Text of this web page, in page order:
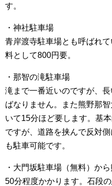
す。
・神社駐車場
青岸渡寺駐車場とも呼ばれ
料として800円要。
・那智の滝駐車場
滝まで一番近いのですが、
ばなりません。また熊野那
いて15分ほど要します。基
ですが、道路を挟んで反対
も駐車可能です。
・大門坂駐車場（無料）か
50分程度かかります。石段